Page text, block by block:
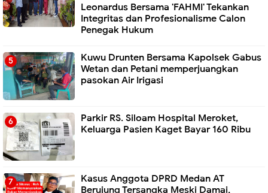
Leonardus Bersama 'FAHMI' Tekankan
Integritas dan Profesionalisme Calon
Penegak Hukum
Kuwu Drunten Bersama Kapolsek Gabus
Wetan dan Petani memperjuangkan
pasokan Air Irigasi
Parkir RS. Siloam Hospital Meroket,
Keluarga Pasien Kaget Bayar 160 Ribu
Kasus Anggota DPRD Medan AT
Berujung Tersangka Meski Damai,